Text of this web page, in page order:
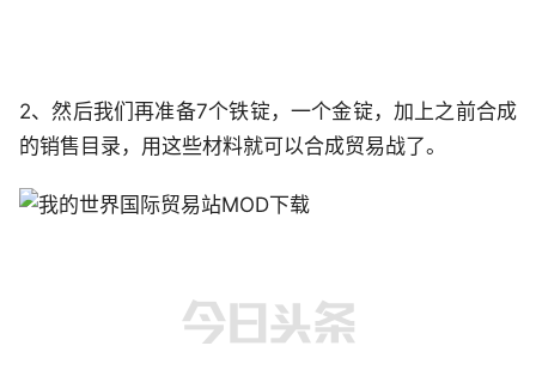
2、然后我们再准备7个铁锭，一个金锭，加上之前合成
的销售目录，用这些材料就可以合成贸易战了。